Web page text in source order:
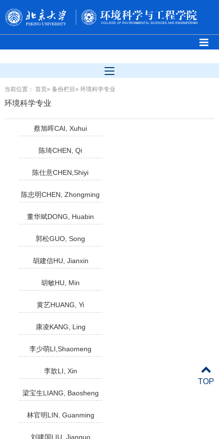
当前位置： 首页» 备份栏目 » 环境科学专业
环境科学专业
蔡旭晖CAI, Xuhui
陈琦CHEN, Qi
陈仕意CHEN,Shiyi
陈忠明CHEN, Zhongming
董华斌DONG, Huabin
郭松GUO, Song
胡建信HU, Jianxin
胡敏HU, Min
黄艺HUANG, Yi
康凌KANG, Ling
李少萌LI,Shaomeng
李歆LI, Xin
梁宝生LIANG, Baosheng
林官明LIN, Guanming
刘建国LIU, Jianguo
TOP